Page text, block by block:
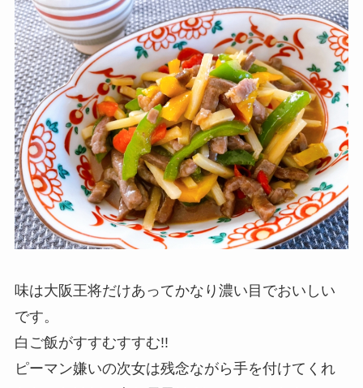
味は大阪王将だけあってかなり濃い目でおいしい
です。
白ご飯がすすむすすむ!!
ピーマン嫌いの次女は残念ながら手を付けてくれ